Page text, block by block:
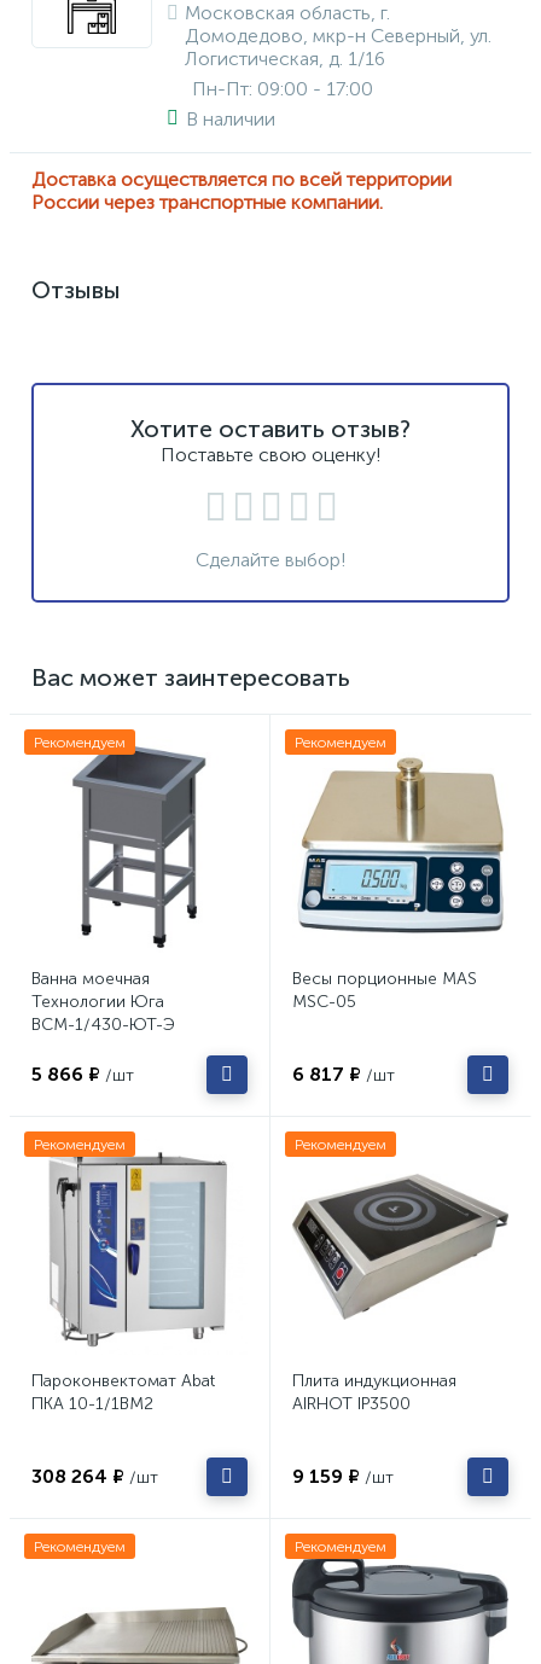
Московская область, г.
Домодедово, мкр-н Северный, ул.
Логистическая, д. 1/16
Пн-Пт: 09:00 - 17:00
В наличии
Доставка осуществляется по всей территории
России через транспортные компании.
Отзывы
Хотите оставить отзыв?
Поставьте свою оценку!
Сделайте выбор!
Вас может заинтересовать
Рекомендуем
Ванна моечная
Технологии Юга
ВСМ-1/430-ЮТ-Э
5 866 ₽ /шт
Рекомендуем
Весы порционные MAS
MSC-05
6 817 ₽ /шт
Рекомендуем
Пароконвектомат Abat
ПКА 10-1/1ВМ2
308 264 ₽ /шт
Рекомендуем
Плита индукционная
AIRHOT IP3500
9 159 ₽ /шт
Рекомендуем Рекомендуем